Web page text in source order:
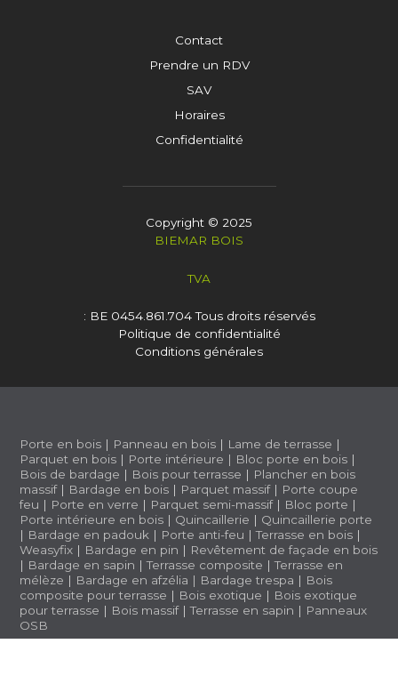
Contact
Prendre un RDV
SAV
Horaires
Confidentialité
Copyright © 2025
BIEMAR BOIS
TVA
: BE 0454.861.704Tous droits réservés
Politique de confidentialité
Conditions générales
Porte en bois | Panneau en bois | Lame de terrasse |
Parquet en bois | Porte intérieure | Bloc porte en bois |
Bois de bardage | Bois pour terrasse | Plancher en bois
massif| Bardage en bois | Parquet massif| Porte coupe
feu | Porte en verre | Parquet semi-massif| Bloc porte |
Porte intérieure en bois | Quincaillerie | Quincaillerie porte
| Bardage en padouk | Porte anti-feu |Terrasse en bois |
Weasyfix | Bardage en pin | Revêtement de façade en bois
| Bardage en sapin |Terrasse composite |Terrasse en
mélèze | Bardage en afzélia | Bardage trespa | Bois
composite pour terrasse | Bois exotique | Bois exotique
pour terrasse | Bois massif|Terrasse en sapin | Panneaux
OSB